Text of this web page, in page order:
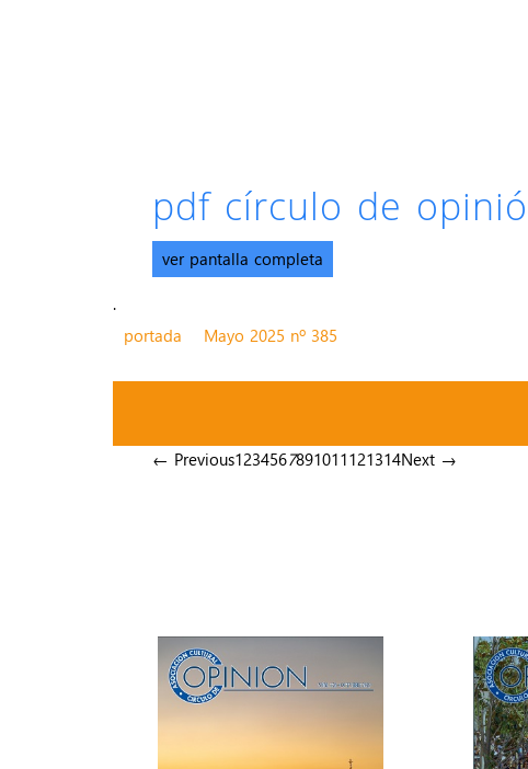
pdf círculo de
ver pantalla completa
.
portada
Mayo 2025 nº 385
← Previous1234567891011121314Next →